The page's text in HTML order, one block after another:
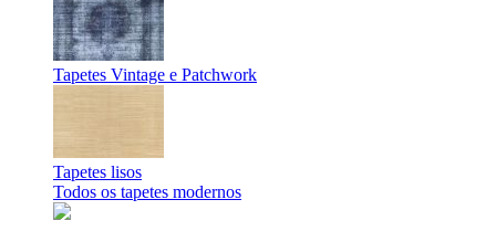
Tapetes Vintage e Patchwork
Tapetes lisos
Todos os tapetes modernos